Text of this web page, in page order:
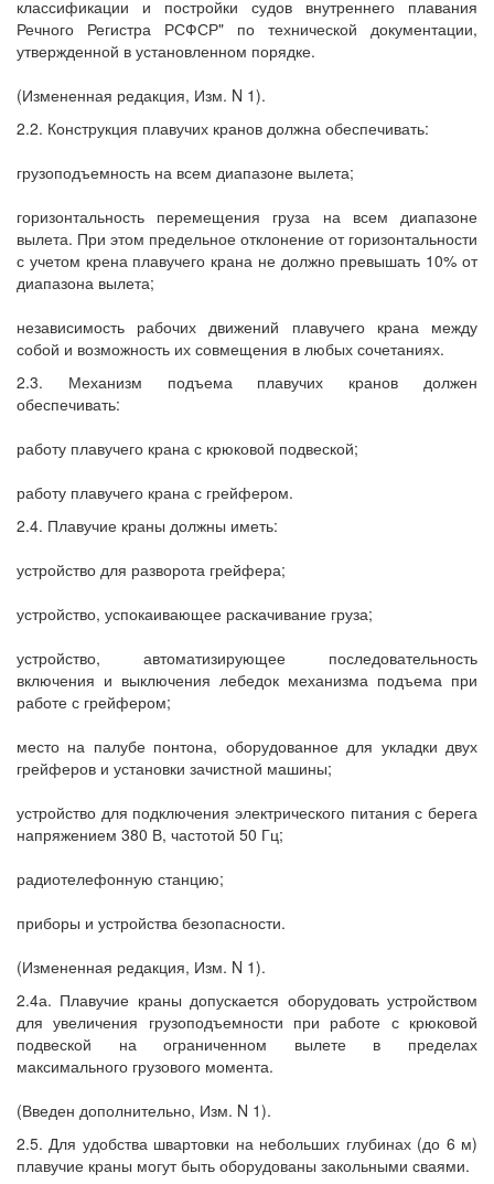
классификации и постройки судов внутреннего плавания
Речного Регистра РСФСР" по технической документации,
утвержденной в установленном порядке.
(Измененная редакция, Изм. N 1).
2.2. Конструкция плавучих кранов должна обеспечивать:
грузоподъемность на всем диапазоне вылета;
горизонтальность перемещения груза на всем диапазоне
вылета. При этом предельное отклонение от горизонтальности
с учетом крена плавучего крана не должно превышать 10% от
диапазона вылета;
независимость рабочих движений плавучего крана между
собой и возможность их совмещения в любых сочетаниях.
2.3. Механизм подъема плавучих кранов должен
обеспечивать:
работу плавучего крана с крюковой подвеской;
работу плавучего крана с грейфером.
2.4. Плавучие краны должны иметь:
устройство для разворота грейфера;
устройство, успокаивающее раскачивание груза;
устройство, автоматизирующее последовательность
включения и выключения лебедок механизма подъема при
работе с грейфером;
место на палубе понтона, оборудованное для укладки двух
грейферов и установки зачистной машины;
устройство для подключения электрического питания с берега
напряжением 380 В, частотой 50 Гц;
радиотелефонную станцию;
приборы и устройства безопасности.
(Измененная редакция, Изм. N 1).
2.4а. Плавучие краны допускается оборудовать устройством
для увеличения грузоподъемности при работе с крюковой
подвеской на ограниченном вылете в пределах
максимального грузового момента.
(Введен дополнительно, Изм. N 1).
2.5. Для удобства швартовки на небольших глубинах (до 6 м)
плавучие краны могут быть оборудованы закольными сваями.